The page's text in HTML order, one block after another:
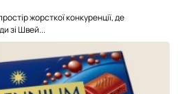
жорсткої конкуренції, де
зі Швей...